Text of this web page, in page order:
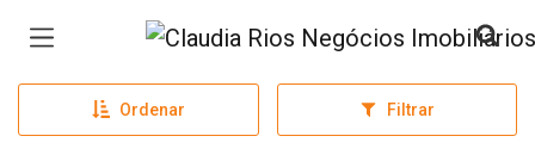
Página inicial
Ordenar Filtrar